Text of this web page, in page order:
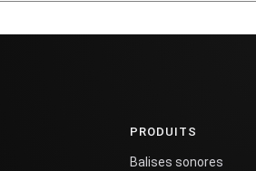
PRODUITS
Balises sonores